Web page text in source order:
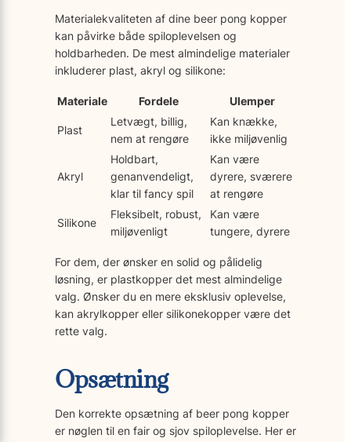
Materialekvaliteten af dine beer pong kopper
kan påvirke både spiloplevelsen og
holdbarheden. De mest almindelige materialer
inkluderer plast, akryl og silikone:
Materiale Fordele Ulemper
Plast
Letvægt, billig,
nem at rengøre
Kan knække,
ikke miljøvenlig
Akryl
Holdbart,
genanvendeligt,
klar til fancy spil
Kan være
dyrere, sværere
at rengøre
Silikone
Fleksibelt, robust,
miljøvenligt
Kan være
tungere, dyrere
For dem, der ønsker en solid og pålidelig
løsning, er plastkopper det mest almindelige
valg. Ønsker du en mere eksklusiv oplevelse,
kan akrylkopper eller silikonekopper være det
rette valg.
Opsætning
Den korrekte opsætning af beer pong kopper
er nøglen til en fair og sjov spiloplevelse. Her er